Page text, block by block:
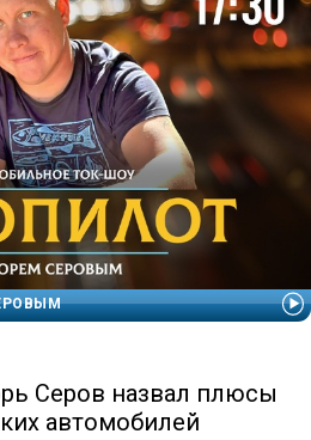
Серов назвал плюсы
автомобилей